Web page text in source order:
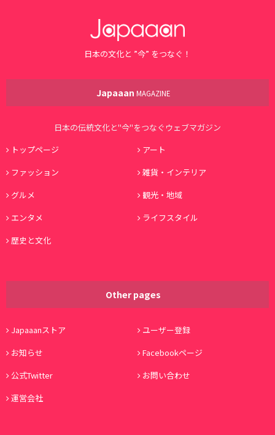
日本の文化と ”今” をつなぐ！
Japaaan MAGAZINE
日本の伝統文化と"今"をつなぐウェブマガジン
トップページ
アート
ファッション
雑貨・インテリア
グルメ
観光・地域
エンタメ
ライフスタイル
歴史と文化
Other pages
Japaaanストア
ユーザー登録
お知らせ
Facebookページ
公式Twitter
お問い合わせ
運営会社